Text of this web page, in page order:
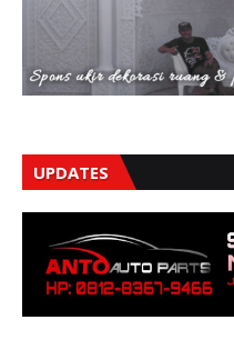
UPDATES